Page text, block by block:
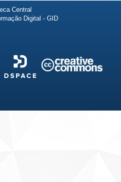
Central
Digital - GID